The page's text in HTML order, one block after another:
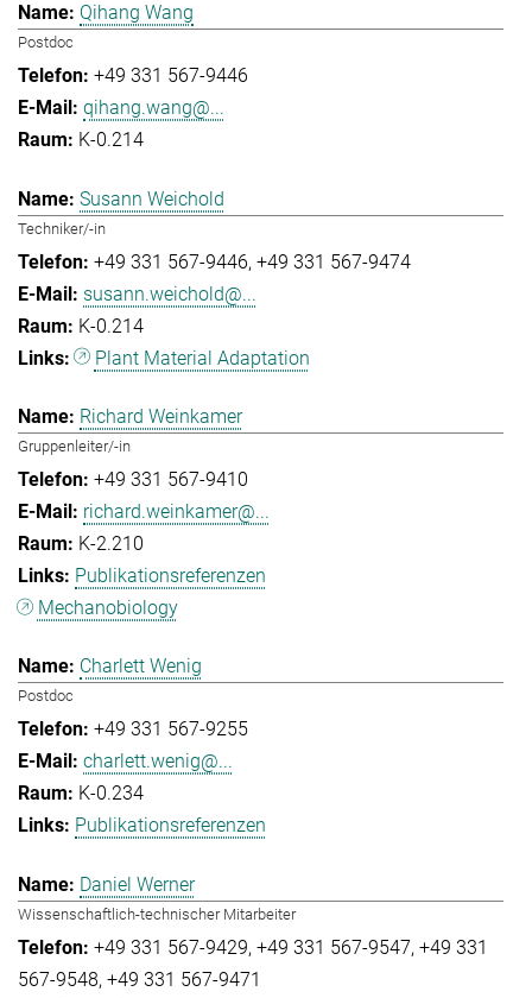
Qihang Wang
Postdoc
+49 331 567-9446
qihang.wang@...
K-0.214
Susann Weichold
Techniker/-in
+49 331 567-9446 +49 331 567-9474
susann.weichold@...
K-0.214
Plant Material Adaptation
Richard Weinkamer
Gruppenleiter/-in
+49 331 567-9410
richard.weinkamer@...
K-2.210
Publikationsreferenzen
Mechanobiology
Charlett Wenig
Postdoc
+49 331 567-9255
charlett.wenig@...
K-0.234
Publikationsreferenzen
Daniel Werner
Wissenschaftlich-technischer Mitarbeiter
+49 331 567-9429 +49 331 567-9547 +49 331
567-9548 +49 331 567-9471